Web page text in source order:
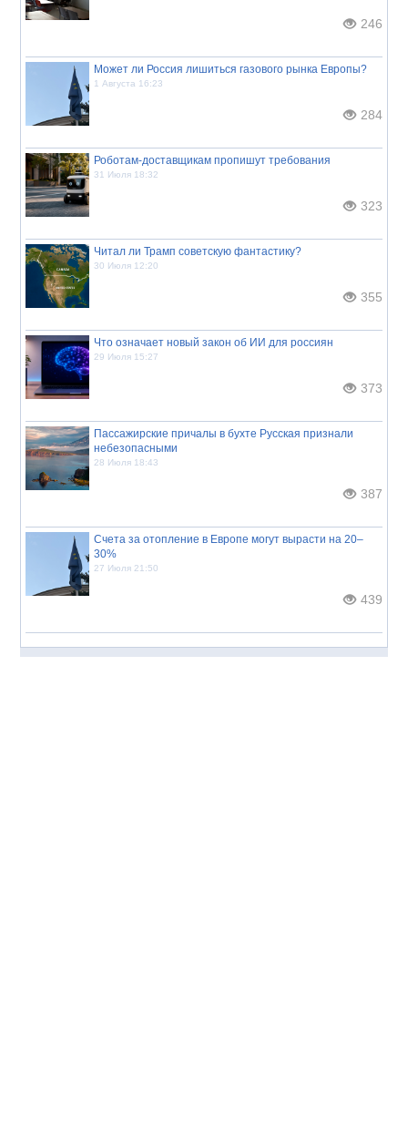
246
Может ли Россия лишиться газового рынка Европы?
1 Августа 16:23
284
Роботам-доставщикам пропишут требования
31 Июля 18:32
323
Читал ли Трамп советскую фантастику?
30 Июля 12:20
355
Что означает новый закон об ИИ для россиян
29 Июля 15:27
373
Пассажирские причалы в бухте Русская признали
небезопасными
28 Июля 18:43
387
Счета за отопление в Европе могут вырасти на 20–
30%
27 Июля 21:50
439